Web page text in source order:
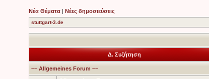
Νέα Θέματα | Νέες δημοσιεύσεις
stuttgart-3.de
Δ. Συζήτηση
–– Allgemeines Forum ––